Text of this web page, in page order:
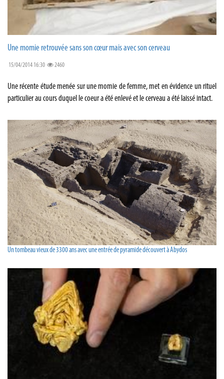
Une momie retrouvée sans son cœur mais avec son cerveau
15/04/2014 16:30 2460
Une récente étude menée sur une momie de femme, met en évidence un rituel
particulier au cours duquel le coeur a été enlevé et le cerveau a été laissé intact.
Un tombeau vieux de 3300 ans avec une entrée de pyramide découvert à Abydos